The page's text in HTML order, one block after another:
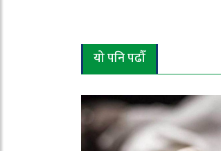
यो पनि पढौँ